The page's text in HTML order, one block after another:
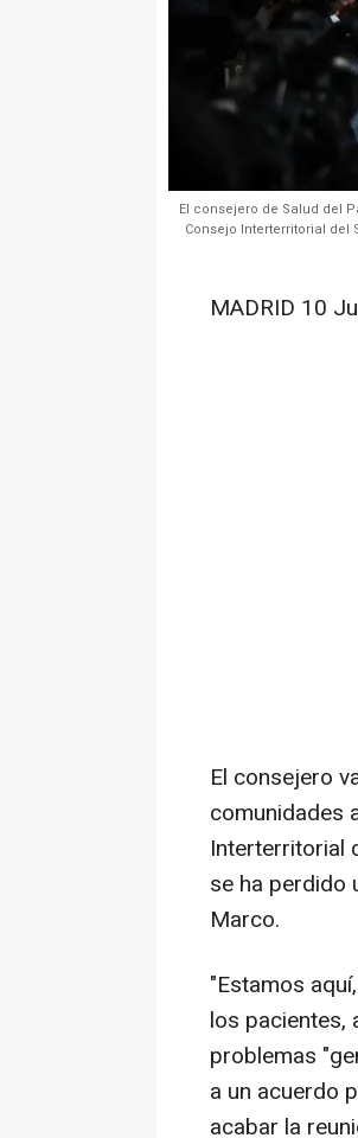
El consejero de Salud del
Consejo Interterritorial del
MADRID 10
El consejero
comunidades
Interterritorial
se ha perdido
Marco.
"Estamos
los pacientes,
problemas
a un acuerdo
acabar la